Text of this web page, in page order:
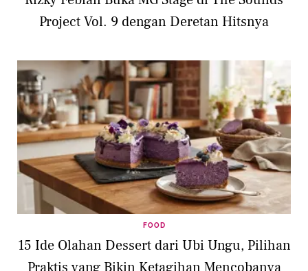
Project Vol. 9 dengan Deretan Hitsnya
FOOD
15 Ide Olahan Dessert dari Ubi Ungu, Pilihan
Praktis yang Bikin Ketagihan Mencobanya